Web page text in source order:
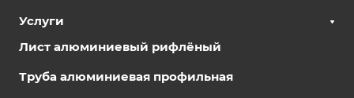
Услуги
Лист алюминиевый рифлёный
Труба алюминиевая профильная